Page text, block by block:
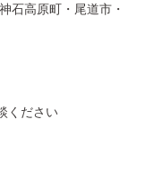
石高原町・尾道市・
ください